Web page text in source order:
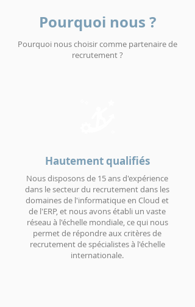
Pourquoi nous ?
Pourquoi nous choisir comme partenaire de
recrutement ?
Hautement qualifiés
Nous disposons de 15 ans d'expérience
dans le secteur du recrutement dans les
domaines de l'informatique en Cloud et
de l'ERP, et nous avons établi un vaste
réseau à l'échelle mondiale, ce qui nous
permet de répondre aux critères de
recrutement de spécialistes à l'échelle
internationale.